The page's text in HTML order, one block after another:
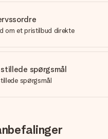
om et pristilbud direkte
spørgsmål
spørgsmål